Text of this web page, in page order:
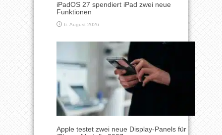
iPadOS 27 spendiert iPad zwei neue
Funktionen
6. August 2026
Apple testet zwei neue Display-Panels für